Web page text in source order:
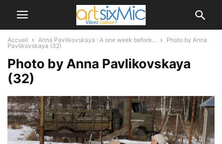
Accueil Anna Pavlikovskaya : A one week before…
Photo by Anna
Pavlikovskaya (32)
Photo by Anna Pavlikovskaya
(32)